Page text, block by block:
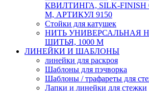
КВИЛТИНГА, SILK-FINISH
М, АРТИКУЛ 9150
Стойки для катушек
НИТЬ УНИВЕРСАЛЬНАЯ
ШИТЬЯ, 1000 М
ЛИНЕЙКИ И ШАБЛОНЫ
линейки для раскроя
Шаблоны для пэчворка
Шаблоны / трафареты для
Лапки и линейки для стежки